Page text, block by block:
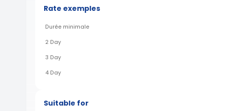
Rate exemples
Durée minimale
2 Day
3 Day
4 Day
Suitable for